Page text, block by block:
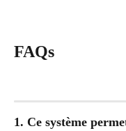
FAQs
1. Ce système